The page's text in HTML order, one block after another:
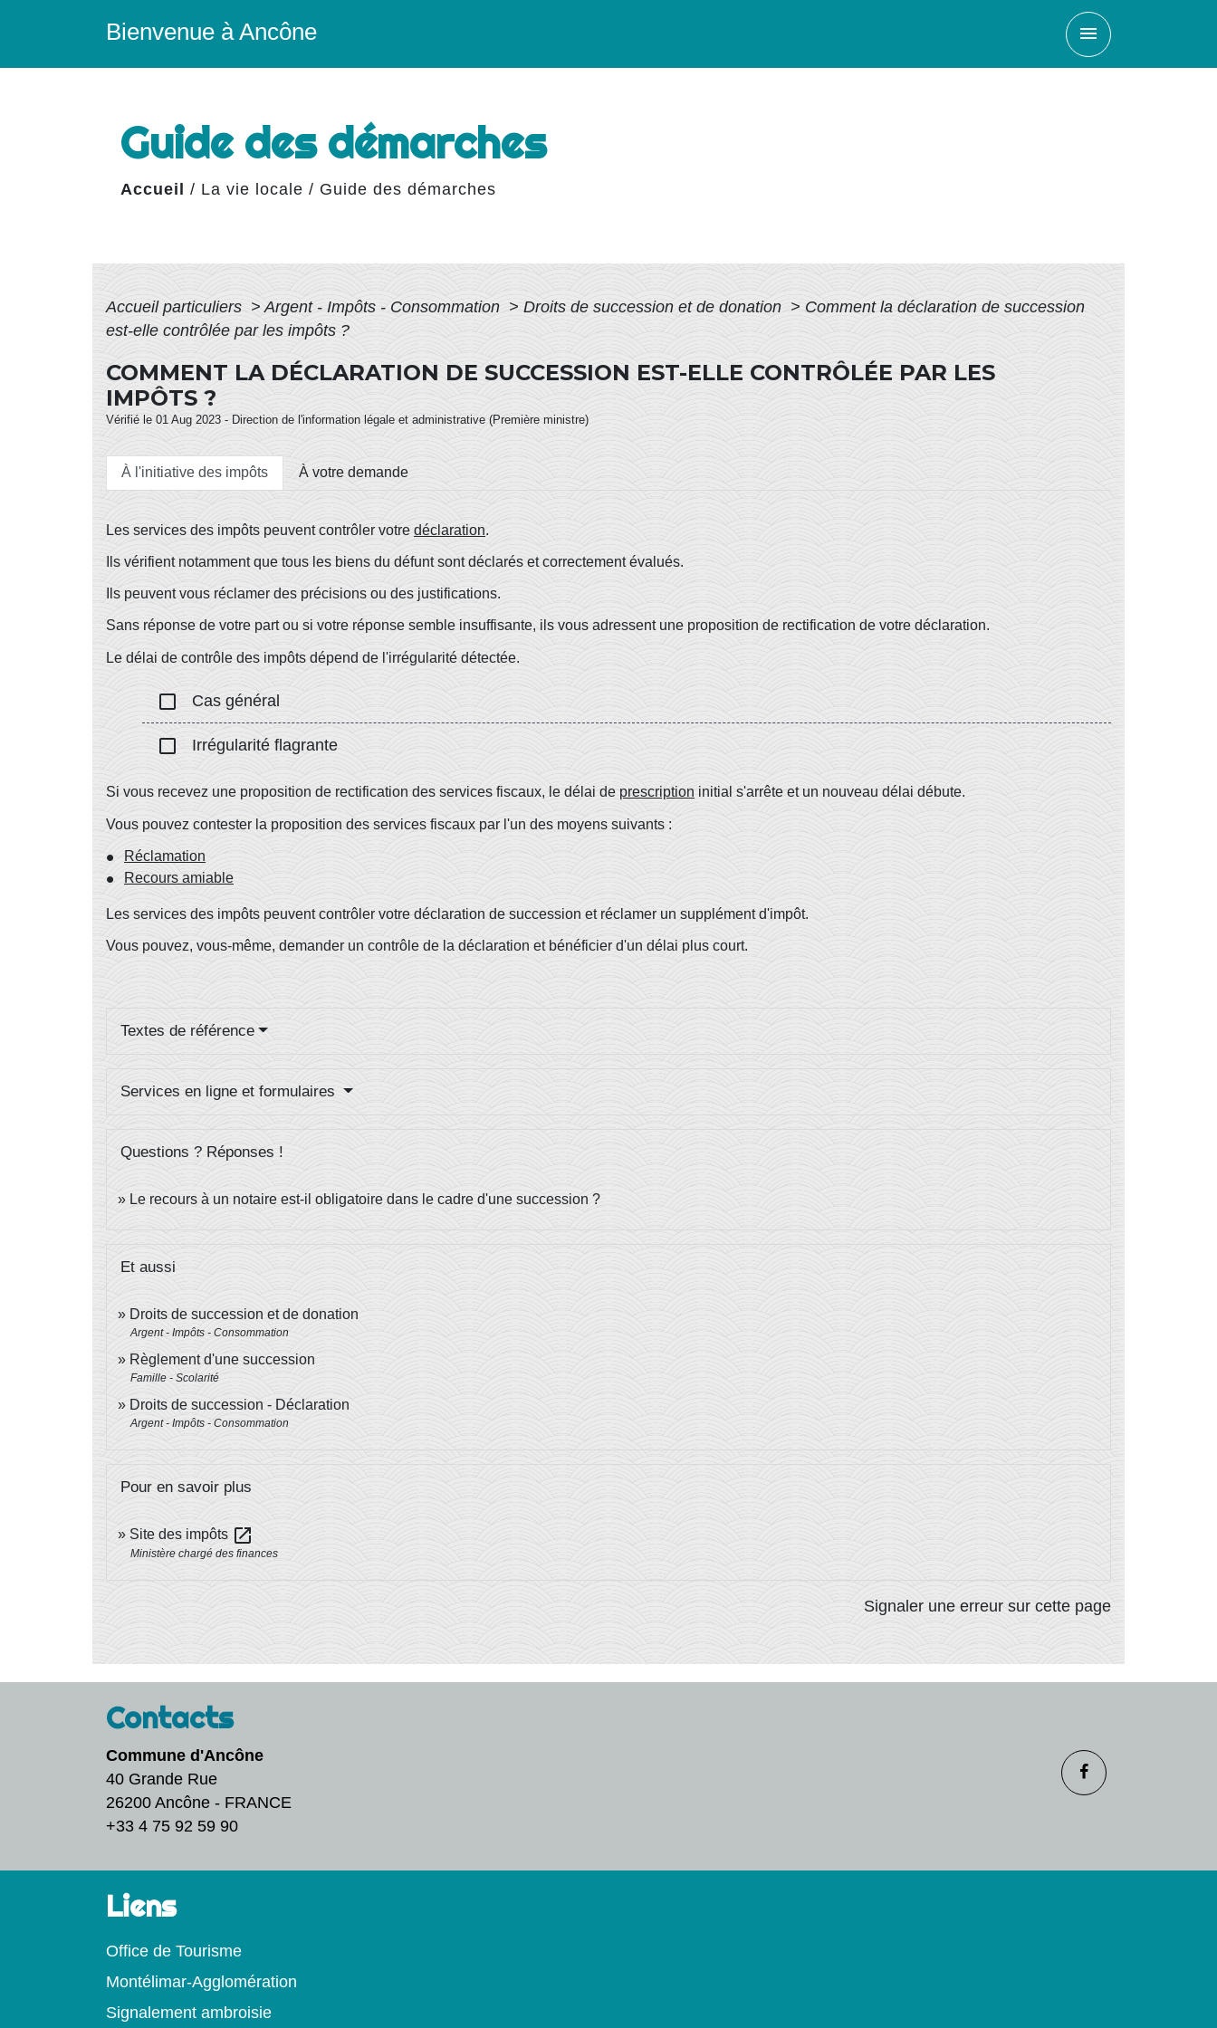
Bienvenue à Ancône menu
Guide des démarches
Accueil / La vie locale / Guide des démarches
Accueil particuliers > Argent - Impôts - Consommation > Droits de succession et de donation > Comment la déclaration de succession
est-elle contrôlée par les impôts ?
COMMENT LA DÉCLARATION DE SUCCESSION EST-ELLE CONTRÔLÉE PAR LES
IMPÔTS ?
Vérifié le 01 Aug 2023 - Direction de l'information légale et administrative (Première ministre)
À l'initiative des impôts À votre demande
Les services des impôts peuvent contrôler votre déclaration.
Ils vérifient notamment que tous les biens du défunt sont déclarés et correctement évalués.
Ils peuvent vous réclamer des précisions ou des justifications.
Sans réponse de votre part ou si votre réponse semble insuffisante, ils vous adressent une proposition de rectification de votre déclaration.
Le délai de contrôle des impôts dépend de l'irrégularité détectée.
check_box_outline_blank Cas général
check_box_outline_blank Irrégularité flagrante
Si vous recevez une proposition de rectification des services fiscaux, le délai de prescription initial s'arrête et un nouveau délai débute.
Vous pouvez contester la proposition des services fiscaux par l'un des moyens suivants :
Réclamation
Recours amiable
Les services des impôts peuvent contrôler votre déclaration de succession et réclamer un supplément d'impôt.
Vous pouvez, vous-même, demander un contrôle de la déclaration et bénéficier d'un délai plus court.
Textes de référence
Services en ligne et formulaires
Questions ? Réponses !
Le recours à un notaire est-il obligatoire dans le cadre d'une succession ?
Et aussi
Droits de succession et de donation
Argent - Impôts - Consommation
Règlement d'une succession
Famille - Scolarité
Droits de succession - Déclaration
Argent - Impôts - Consommation
Pour en savoir plus
Site des impôts open_in_new
Ministère chargé des finances
Signaler une erreur sur cette page
Contacts
Commune d'Ancône
40 Grande Rue
26200 Ancône - FRANCE
+33 4 75 92 59 90
Liens
Office de Tourisme
Montélimar-Agglomération
Signalement ambroisie